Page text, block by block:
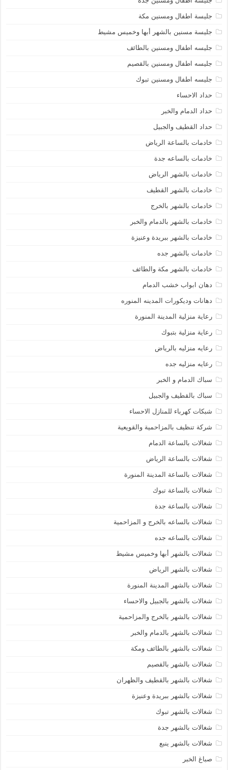
جليسة اطفال ومسنين مكة
جليسة مسنين بالشهر أبها وخميس مشيط
جليسه اطفال ومسنين بالطائف
جليسه اطفال ومسنين بالقصيم
جليسه اطفال ومسنين تبوك
حداد الاحساء
حداد الدمام والخبر
حداد القطيف والجبيل
خادمات بالساعة الرياض
خادمات بالساعه جدة
خادمات بالشهر الرياض
خادمات بالشهر القطيف
خادمات بالشهر بالخرج
خادمات بالشهر بالدمام والخبر
خادمات بالشهر ببريدة وعنيزة
خادمات بالشهر جده
خادمات بالشهر مكة والطائف
دهان ابواب خشب الدمام
دهانات وديكورات المدينه المنوره
رعاية منزلية المدينة المنورة
رعاية منزلية بتبوك
رعايه منزليه بالرياض
رعايه منزليه جده
سباك الدمام و الخبر
سباك بالقطيف والجبيل
شبكات كهرباء للمنازل الاحساء
شركة تنظيف بالمزاحمية والقويعية
شغالات بالساعة الدمام
شغالات بالساعة الرياض
شغالات بالساعة المدينة المنورة
شغالات بالساعة تبوك
شغالات بالساعة جدة
شغالات بالساعه بالخرج و المزاحمية
شغالات بالساعه جده
شغالات بالشهر أبها وخميس مشيط
شغالات بالشهر الرياض
شغالات بالشهر المدينة المنورة
شغالات بالشهر بالجبيل والاحساء
شغالات بالشهر بالخرج والمزاحمية
شغالات بالشهر بالدمام والخبر
شغالات بالشهر بالطائف ومكة
شغالات بالشهر بالقصيم
شغالات بالشهر بالقطيف والظهران
شغالات بالشهر ببريدة وعنيزة
شغالات بالشهر تبوك
شغالات بالشهر جدة
شغالات بالشهر ينبع
صباغ الخبر